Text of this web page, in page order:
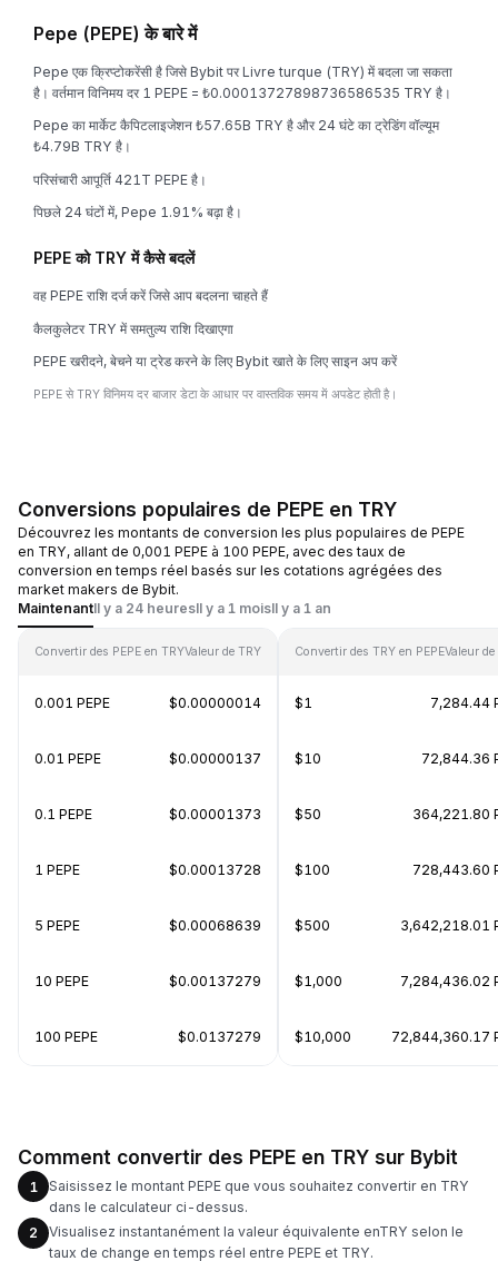
Pepe (PEPE) के बारे में
Pepe एक क्रिप्टोकरेंसी है जिसे Bybit पर Livre turque (TRY) में बदला जा सकता
है। वर्तमान विनिमय दर 1 PEPE = ₺0.00013727898736586535 TRY है।
Pepe का मार्केट कैपिटलाइजेशन ₺57.65B TRY है और 24 घंटे का ट्रेडिंग वॉल्यूम
₺4.79B TRY है।
परिसंचारी आपूर्ति 421T PEPE है।
पिछले 24 घंटों में, Pepe 1.91% बढ़ा है।
PEPE को TRY में कैसे बदलें
वह PEPE राशि दर्ज करें जिसे आप बदलना चाहते हैं
कैलकुलेटर TRY में समतुल्य राशि दिखाएगा
PEPE खरीदने, बेचने या ट्रेड करने के लिए Bybit खाते के लिए साइन अप करें
PEPE से TRY विनिमय दर बाजार डेटा के आधार पर वास्तविक समय में अपडेट होती है।
Conversions populaires de PEPE en TRY
Découvrez les montants de conversion les plus populaires de PEPE
en TRY, allant de 0,001 PEPE à 100 PEPE, avec des taux de
conversion en temps réel basés sur les cotations agrégées des
market makers de Bybit.
MaintenantIl y a 24 heuresIl y a 1 moisIl y a 1 an
Convertir des PEPE en TRYValeur de TRY
0.001 PEPE $0.00000014
0.01 PEPE $0.00000137
0.1 PEPE $0.00001373
1 PEPE $0.00013728
5 PEPE $0.00068639
10 PEPE $0.00137279
100 PEPE $0.0137279
Convertir des TRY en PEPEValeur de
$1 7,284.44
$10 72,844.36
$50 364,221.80
$100 728,443.60
$500 3,642,218.01
$1,000 7,284,436.02
$10,000 72,844,360.17
Comment convertir des PEPE en TRY sur Bybit
1
Saisissez le montant PEPE que vous souhaitez convertir en TRY
dans le calculateur ci-dessus.
2
Visualisez instantanément la valeur équivalente enTRY selon le
taux de change en temps réel entre PEPE et TRY.